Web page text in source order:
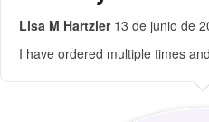
Lisa M Hartzler 13 de junio de
I have ordered multiple times